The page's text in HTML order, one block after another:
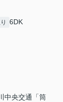
6DK
中央交通「筒